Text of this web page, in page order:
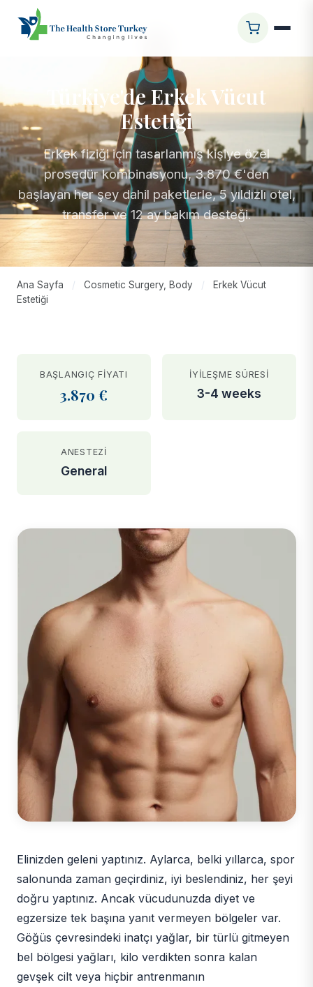
Türkiye'de Erkek Vücut
Estetiği
Erkek fiziği için tasarlanmış kişiye özel
prosedür kombinasyonu, 3.870 €'den
başlayan her şey dahil paketlerle, 5 yıldızlı otel,
transfer ve 12 ay bakım desteği.
Ana Sayfa / Cosmetic Surgery, Body /
Erkek Vücut
Estetiği
BAŞLANGIÇ FIYATI
3.870 €
İYILEŞME SÜRESI
3-4 weeks
ANESTEZI
General
Elinizden geleni yaptınız. Aylarca, belki yıllarca, spor
salonunda zaman geçirdiniz, iyi beslendiniz, her şeyi
doğru yaptınız. Ancak vücudunuzda diyet ve
egzersize tek başına yanıt vermeyen bölgeler var.
Göğüs çevresindeki inatçı yağlar, bir türlü gitmeyen
bel bölgesi yağları, kilo verdikten sonra kalan
gevşek cilt veya hiçbir antrenmanın